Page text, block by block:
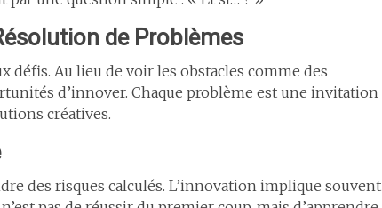
de Problèmes
défis. Au lieu de voir les obstacles comme des
d’innover. Chaque problème est une invitation
créatives.
des risques calculés. L’innovation implique souvent